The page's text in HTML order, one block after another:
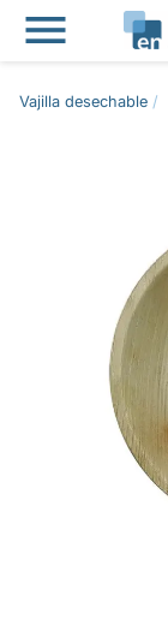

Vajilla desechable